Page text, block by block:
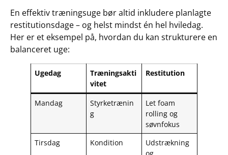
En effektiv træningsuge bør altid inkludere planlagte
restitutionsdage – og helst mindst én hel hviledag.
Her er et eksempel på, hvordan du kan strukturere en
balanceret uge:
Ugedag
Træningsakti
vitet
Restitution
Mandag
Styrketrænin
g
Let foam
rolling og
søvnfokus
Tirsdag
Kondition
Udstrækning